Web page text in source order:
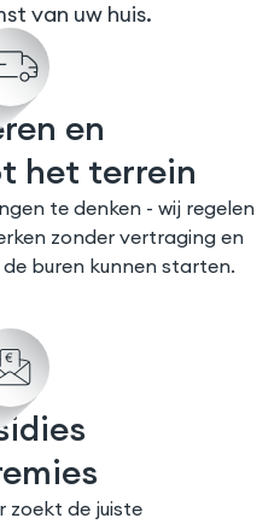
van uw huis.
en
het terrein
te denken - wij regelen
zonder vertraging en
buren kunnen starten.
zoekt de juiste